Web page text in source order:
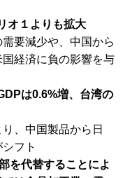
オ１よりも拡大
要減少や、中国から
経済に負の影響を与
は0.6%増、台湾の
、中国製品から日
フト
を代替することによ